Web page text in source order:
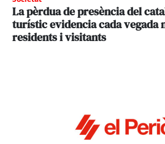
La pèrdua de presència del
turístic evidencia cada vegada
residents i visitants